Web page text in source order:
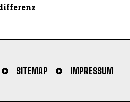
SITEMAP IMPRESSUM